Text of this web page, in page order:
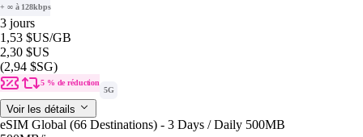
+ ∞ à 128kbps
3 jours
1,53 $US/GB
2,30 $US
(2,94 $SG)
5 % de réduction
5G
Voir les détails
eSIM Global (66 Destinations) - 3 Days / Daily 500MB